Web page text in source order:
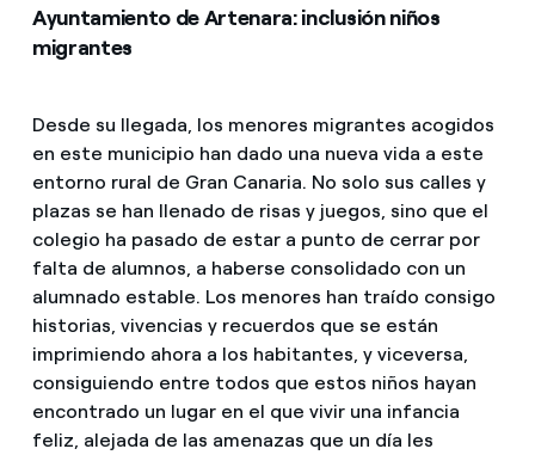
Ayuntamiento de Artenara: inclusión niños
migrantes
Desde su llegada, los menores migrantes acogidos
en este municipio han dado una nueva vida a este
entorno rural de Gran Canaria. No solo sus calles y
plazas se han llenado de risas y juegos, sino que el
colegio ha pasado de estar a punto de cerrar por
falta de alumnos, a haberse consolidado con un
alumnado estable. Los menores han traído consigo
historias, vivencias y recuerdos que se están
imprimiendo ahora a los habitantes, y viceversa,
consiguiendo entre todos que estos niños hayan
encontrado un lugar en el que vivir una infancia
feliz, alejada de las amenazas que un día les